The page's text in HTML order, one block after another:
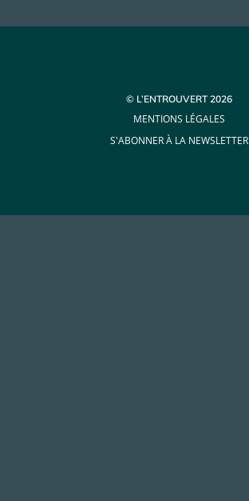
© L’ENTROUVERT 2026
MENTIONS LÉGALES
S'ABONNER À LA NEWSLETTER